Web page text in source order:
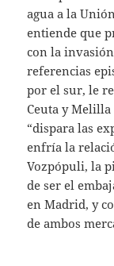
agua a la
entiende que
con la
referencias
por el sur, le
Ceuta y
“dispara las
enfría la
Vozpópuli, la
de ser el
en Madrid, y
de ambos